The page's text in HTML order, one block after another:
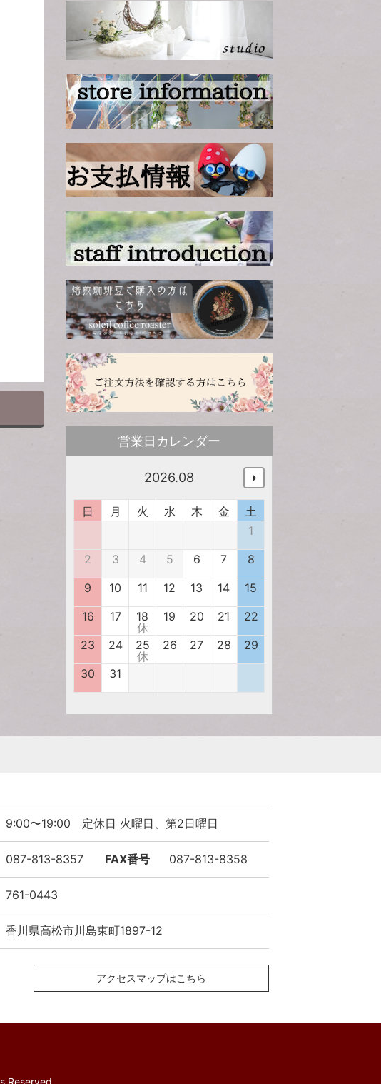
営業日カレンダー
2026.08
日 月 火 水 木 金
土
1
2
3 4 5 6 7
8
9
10 11 12 13 14
15
16
17
18
休
19 20 21
22
23
24
25
休
26 27 28
29
30
31
9:00〜19:00 定休日 火曜日、第2日曜日
087-813-8357 FAX番号 087-813-8358
761-0443
香川県高松市川島東町1897-12
アクセスマップはこちら